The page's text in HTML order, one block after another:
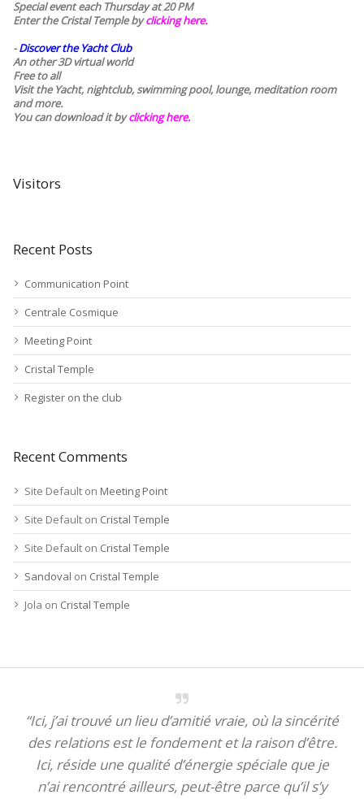
Special event each Thursday at 20 PM
Enter the Cristal Temple byclicking here.
-Discover the Yacht Club
An other 3D virtual world
Free to all
Visit the Yacht, nightclub, swimming pool, lounge, meditation room
and more.
You can download it byclicking here.
Visitors
Recent Posts
Communication Point
Centrale Cosmique
Meeting Point
Cristal Temple
Register on the club
Recent Comments
Site Default on Meeting Point
Site Default on Cristal Temple
Site Default on Cristal Temple
Sandoval on Cristal Temple
Jola on Cristal Temple
“Ici, j’ai trouvé un lieu d’amitié vraie, où la sincérité
des relations est le fondement et la raison d’être.
Ici, réside une qualité d’énergie spéciale que je
n’ai rencontré ailleurs, peut-être parce qu’il s’y